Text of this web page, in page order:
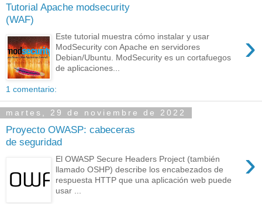
Tutorial Apache modsecurity
(WAF)
›
Este tutorial muestra cómo instalar y usar
ModSecurity con Apache en servidores
Debian/Ubuntu. ModSecurity es un cortafuegos
de aplicaciones...
1 comentario:
martes, 29 de noviembre de 2022
Proyecto OWASP: cabeceras
de seguridad
›
El OWASP Secure Headers Project (también
llamado OSHP) describe los encabezados de
respuesta HTTP que una aplicación web puede
usar ...